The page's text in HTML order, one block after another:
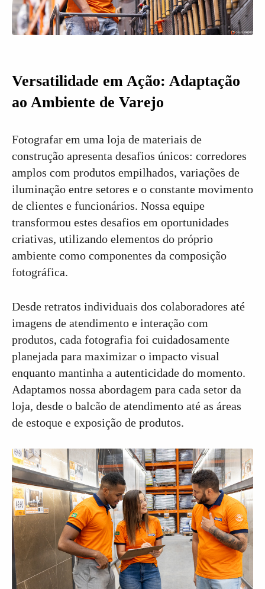
Versatilidade em Ação: Adaptação
ao Ambiente de Varejo
Fotografar em uma loja de materiais de
construção apresenta desafios únicos: corredores
amplos com produtos empilhados, variações de
iluminação entre setores e o constante movimento
de clientes e funcionários. Nossa equipe
transformou estes desafios em oportunidades
criativas, utilizando elementos do próprio
ambiente como componentes da composição
fotográfica.
Desde retratos individuais dos colaboradores até
imagens de atendimento e interação com
produtos, cada fotografia foi cuidadosamente
planejada para maximizar o impacto visual
enquanto mantinha a autenticidade do momento.
Adaptamos nossa abordagem para cada setor da
loja, desde o balcão de atendimento até as áreas
de estoque e exposição de produtos.